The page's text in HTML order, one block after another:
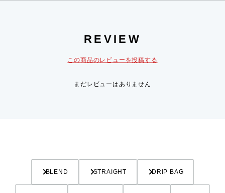
REVIEW
この商品のレビューを投稿する
まだレビューはありません
BLEND STRAIGHT DRIP BAG